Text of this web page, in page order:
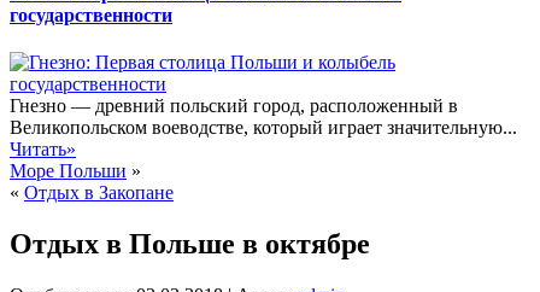
государственности
Гнезно — древний польский город, расположенный в
Великопольском воеводстве, который играет значительную...
Читать»
Море Польши »
« Отдых в Закопане
Отдых в Польше в октябре